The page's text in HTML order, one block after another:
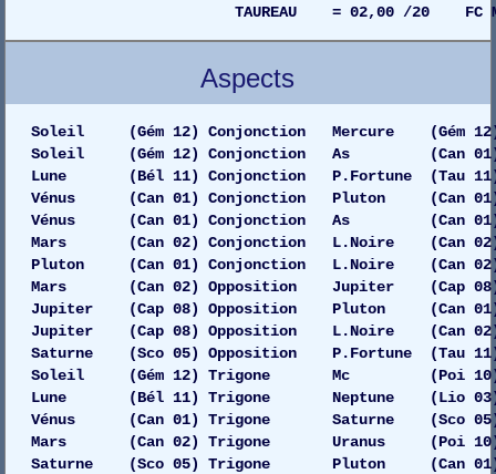
TAUREAU = 02,00 /20 FC MAISON
Aspects
Soleil (Gém 12) Conjonction Mercure (Gém
Soleil (Gém 12) Conjonction As (Can 01)
Lune (Bél 11) Conjonction P.Fortune (Tau 11)
Vénus (Can 01) Conjonction Pluton (Can 01)
Vénus (Can 01) Conjonction As (Can
Mars (Can 02) Conjonction L.Noire (Can
Pluton (Can 01) Conjonction L.Noire (Can 02)
Mars (Can 02) Opposition Jupiter (Cap 08)
Jupiter (Cap 08) Opposition Pluton (Can 01)
Jupiter (Cap 08) Opposition L.Noire (Can
Saturne (Sco 05) Opposition P.Fortune (Tau
Soleil (Gém 12) Trigone Mc (Poi 10)
Lune (Bél 11) Trigone Neptune (Lio 03)
Vénus (Can 01) Trigone Saturne (Sco 05)
Mars (Can 02) Trigone Uranus (Poi 10)
Saturne (Sco 05) Trigone Pluton (Can